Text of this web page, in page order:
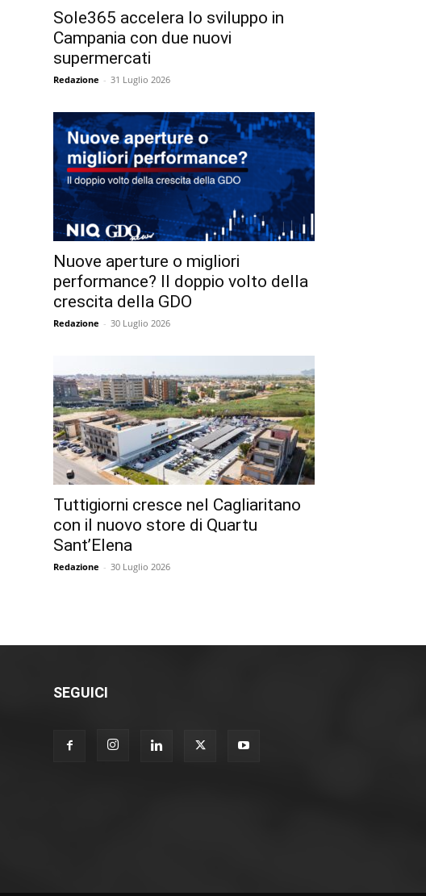
Sole365 accelera lo sviluppo in
Campania con due nuovi
supermercati
Redazione - 31 Luglio 2026
Nuove aperture o migliori
performance? Il doppio volto della
crescita della GDO
Redazione - 30 Luglio 2026
Tuttigiorni cresce nel Cagliaritano
con il nuovo store di Quartu
Sant’Elena
Redazione - 30 Luglio 2026
SEGUICI